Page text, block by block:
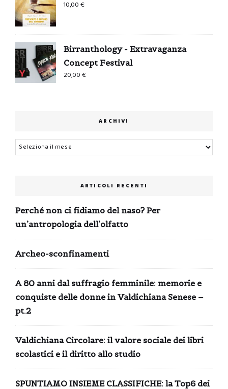
10,00€
Birranthology - Extravaganza
Concept Festival
20,00€
ARCHIVI
Archivi
ARTICOLI RECENTI
Perché non ci fidiamo del naso? Per
un’antropologia dell’olfatto
Archeo-sconfinamenti
A 80 anni dal suffragio femminile: memorie e
conquiste delle donne in Valdichiana Senese –
pt.2
Valdichiana Circolare: il valore sociale dei libri
scolastici e il diritto allo studio
SPUNTIAMO INSIEME CLASSIFICHE: la Top6 dei